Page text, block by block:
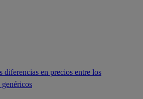
diferencias en precios entre los